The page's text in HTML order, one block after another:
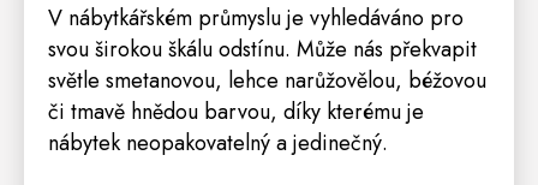
V nábytkářském průmyslu je vyhledáváno pro
svou širokou škálu odstínu. Může nás překvapit
světle smetanovou, lehce narůžovělou, béžovou
či tmavě hnědou barvou, díky kterému je
nábytek neopakovatelný a jedinečný.